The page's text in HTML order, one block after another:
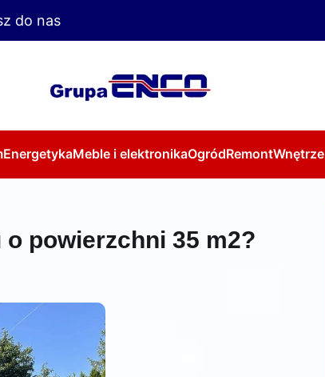
do nas
EnergetykaMeble i elektronikaOgródRemontWnętrze
powierzchni 35 m2?